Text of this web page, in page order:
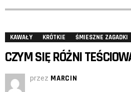
KAWAŁY KRÓTKIE ŚMIESZNE ZAGADKI
CZYM SIĘ RÓŻNI
przez MARCIN